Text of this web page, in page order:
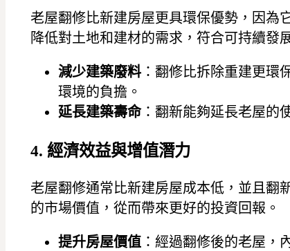
老屋翻修比新建房屋更具環保優勢，因為
降低對土地和建材的需求，符合可持續發
減少建築廢料 ：翻修比拆除重建更環
環境的負擔。
延長建築壽命：翻新能夠延長老屋的
4. 經濟效益與增值潛力
老屋翻修通常比新建房屋成本低，並且翻
的市場價值，從而帶來更好的投資回報。
提升房屋價值 ：經過翻修後的老屋，